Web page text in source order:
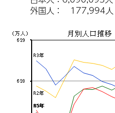
外国人： 177,994人